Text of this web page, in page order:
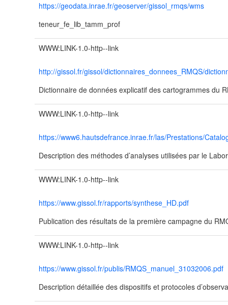
https://geodata.inrae.fr/geoserver/gissol_rmqs/wms
teneur_fe_lib_tamm_prof
WWW:LINK-1.0-http--link
http://gissol.fr/gissol/dictionnaires_donnees_RMQS/
Dictionnaire de données explicatif des cartogrammes du
WWW:LINK-1.0-http--link
https://www6.hautsdefrance.inrae.fr/las/Prestations/
Description des méthodes d’analyses utilisées par le
WWW:LINK-1.0-http--link
https://www.gissol.fr/rapports/synthese_HD.pdf
Publication des résultats de la première campagne du
WWW:LINK-1.0-http--link
https://www.gissol.fr/publis/RMQS_manuel_31032006.pdf
Description détaillée des dispositifs et protocoles